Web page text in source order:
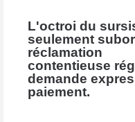
L'octroi du
seulement
réclamation
contentieuse
demande
paiement.